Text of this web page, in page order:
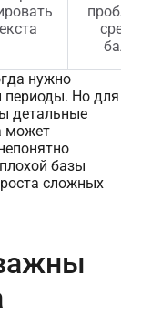
нужно
Но для
детальные
может
базы
сложных